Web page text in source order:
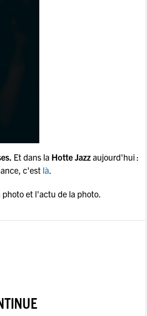
Et dans la Hotte Jazzaujourd'hui :
c'est là.
et l'actu de la photo.